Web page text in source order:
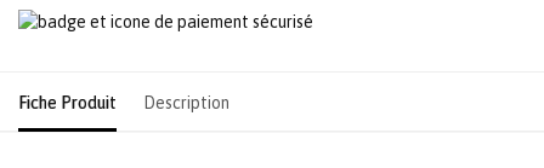
Fiche Produit Description